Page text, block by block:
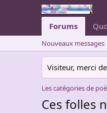
Forums
Nouveaux messages
Visiteur, merci
Les catégories de
Ces folles